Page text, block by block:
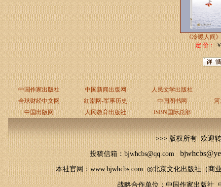
《冷暖人间
定 价：
中国作家出版社 中国新闻出版网
人民文学出版社
全球财经中文网
红潮网-军事历史 中国图书网
中国出版网
人民教育出版社 ISBN国际总部
>>> 版权所有 欢迎
投稿信箱：bjwhcbs@qq.com
本社官网：www.bjwhcbs.com◎北京文化出版社（商
战略合作单位：中国作家出版社